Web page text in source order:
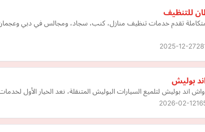
للتنظيف
تقدم خدمات تنظيف منازل، كنب، سجاد، ومجالس في دبي وعجمان
2025-12-27
بوليش
اند بوليش لتلميع السيارات البوليش المتنقلة، نعد الخيار الأول
2026-02-12